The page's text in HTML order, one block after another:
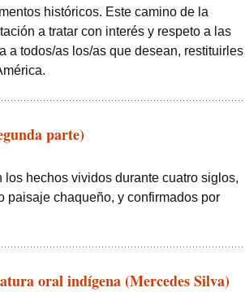
históricos. Este camino de la
a tratar con interés y respeto a las
a todos/as los/as que desean, restituirles
parte)
los hechos vividos durante cuatro siglos,
paisaje chaqueño, y confirmados por
oral indígena (Mercedes Silva)